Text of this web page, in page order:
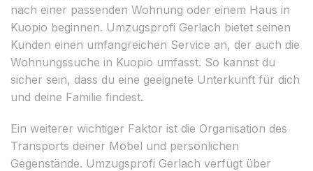
nach einer passenden Wohnung oder einem Haus in
Kuopio beginnen. Umzugsprofi Gerlach bietet seinen
Kunden einen umfangreichen Service an, der auch die
Wohnungssuche in Kuopio umfasst. So kannst du
sicher sein, dass du eine geeignete Unterkunft für dich
und deine Familie findest.
Ein weiterer wichtiger Faktor ist die Organisation des
Transports deiner Möbel und persönlichen
Gegenstände. Umzugsprofi Gerlach verfügt über